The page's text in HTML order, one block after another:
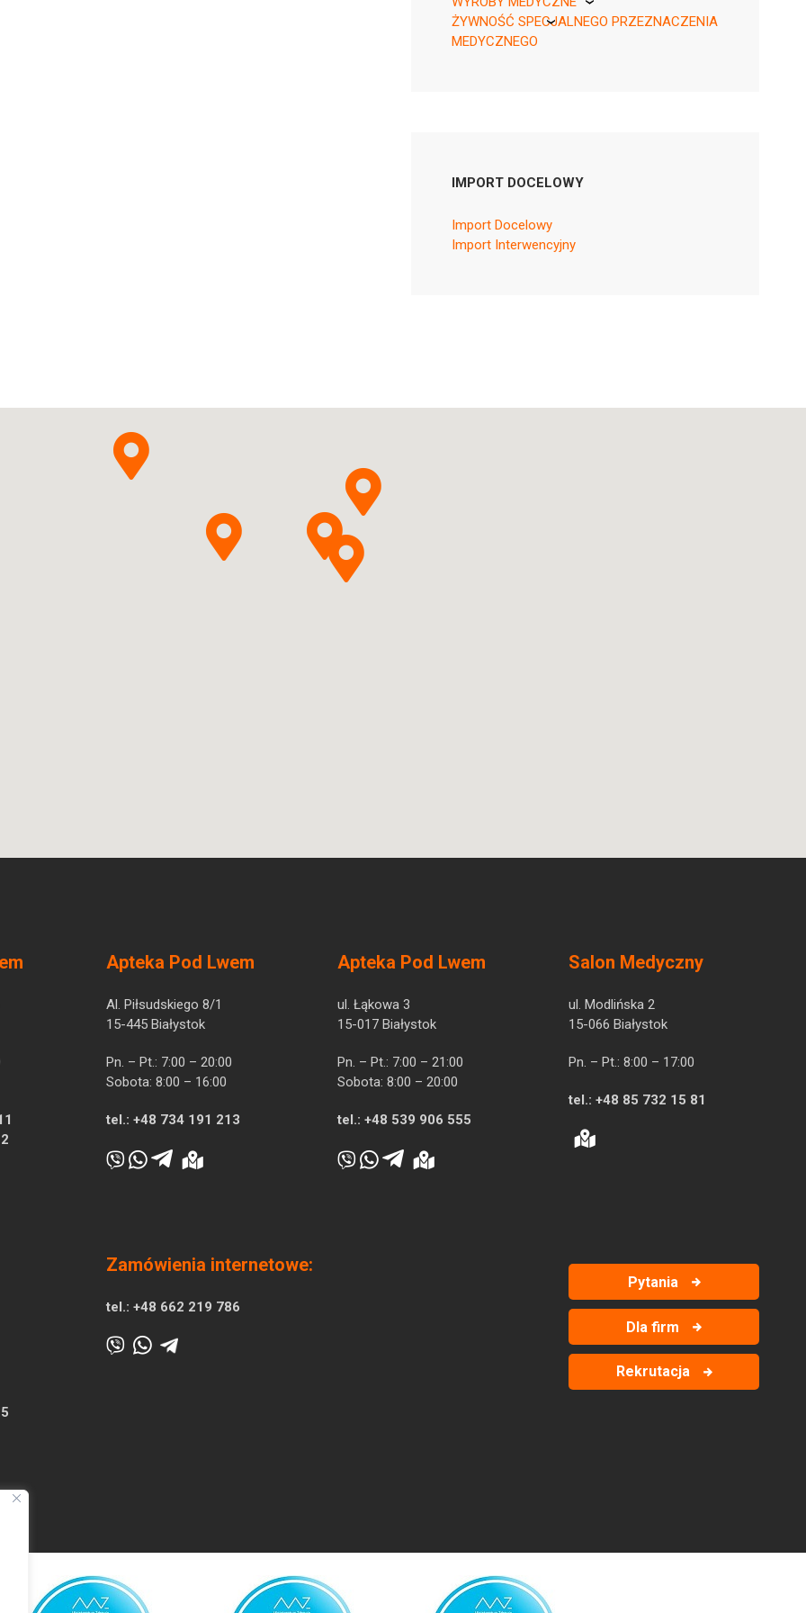
KikGel
ŻYWNOŚĆ SPECJALNEGO PRZEZNACZENIA
MEDYCZNEGO
IMPORT DOCELOWY
Import Docelowy
Import Interwencyjny
Apteka Pod Lwem
Al. Piłsudskiego 8/1
15-445 Białystok
Pn. – Pt.: 7:00 – 20:00
Sobota: 8:00 – 16:00
tel.: +48 734 191 213
Apteka Pod Lwem
ul. Łąkowa 3
15-017 Białystok
Pn. – Pt.: 7:00 – 21:00
Sobota: 8:00 – 20:00
tel.: +48 539 906 555
Salon Medyczny
ul. Modlińska 2
15-066 Białystok
Pn. – Pt.: 8:00 – 17:00
tel.: +48 85 732 15 81
Zamówienia internetowe:
tel.: +48 662 219 786
Pytania
Dla firm
Rekrutacja